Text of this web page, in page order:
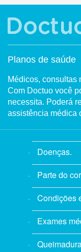
Planos de saúde
Médicos, consultas
Com Doctuo você
necessita. Poderá
assistência médica
Doenças.
Parte do
Condições
Exames